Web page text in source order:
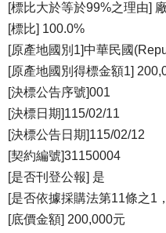
[標比大於等於99%之理由]
[標比] 100.0%
[原產地國別1]中華民國
[原產地國別得標金額1]
[決標公告序號]001
[決標日期]115/02/11
[決標公告日期]115/02/12
[契約編號]31150004
[是否刊登公報] 是
[是否依據採購法第11條之1
[底價金額] 200,000元